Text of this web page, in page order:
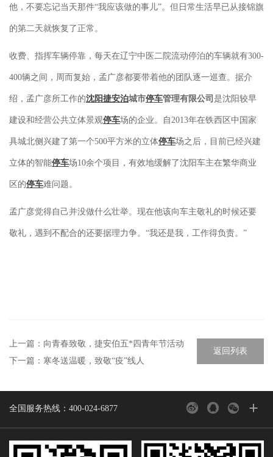
他，不要忘记当天那件“我应该做的事儿”。但日常生活早已从接锦旗
的第二天就恢复了正常。
收费、指挥车辆停靠，每天在辽宁中医二院流动停泊的车辆就有300-
400辆之间，周而复始，孟广彦都要带着他的团队逐一巡查。据介
绍，孟广彦所工作的沈阳捷安泊城市停车管理有限公司 是沈阳较早
建设和经营公共立体景观停车场的企业。自2013年在铁西区中国家
具城北侧兴建了第一个500平方米的立体停车场之后，目前已经兴建
立体的智能停车场10余个项目，有效地缓解了沈阳车主在繁华商业
区的停车难问题。
孟广彦觉得自己并没做什么壮举。现在他该向车主敬礼的时候还要
敬礼，遇到不配合的还要据理力争。“我还是我，工作得负责。”
上一篇： 向青春致敬，捷安伯五*四青年节活动
下一篇： 寒冬送温暖，致敬“疫”线人
返回列表
全国服务热线：400-024-6877 +